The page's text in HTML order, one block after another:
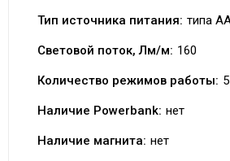
Тип источника питания: типа
Световой поток, Лм/м: 160
Количество режимов работы: 5
Наличие Powerbank: нет
Наличие магнита: нет